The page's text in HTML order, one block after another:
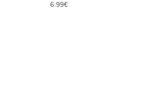
6.99€